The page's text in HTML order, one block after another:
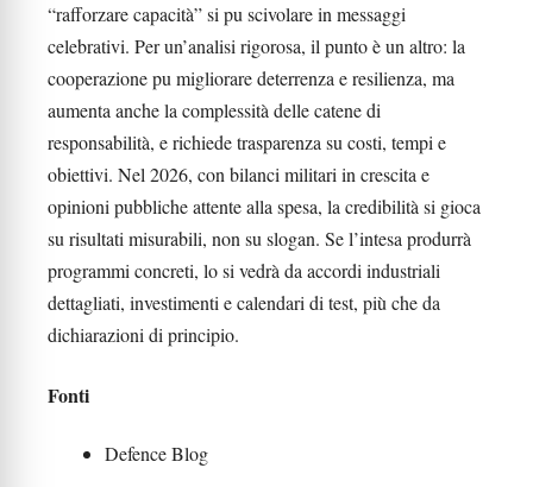
“rafforzare capacità” si pu scivolare in messaggi
celebrativi. Per un’analisi rigorosa, il punto è un altro: la
cooperazione pu migliorare deterrenza e resilienza, ma
aumenta anche la complessità delle catene di
responsabilità, e richiede trasparenza su costi, tempi e
obiettivi. Nel 2026, con bilanci militari in crescita e
opinioni pubbliche attente alla spesa, la credibilità si gioca
su risultati misurabili, non su slogan. Se l’intesa produrrà
programmi concreti, lo si vedrà da accordi industriali
dettagliati, investimenti e calendari di test, più che da
dichiarazioni di principio.
Fonti
Defence Blog